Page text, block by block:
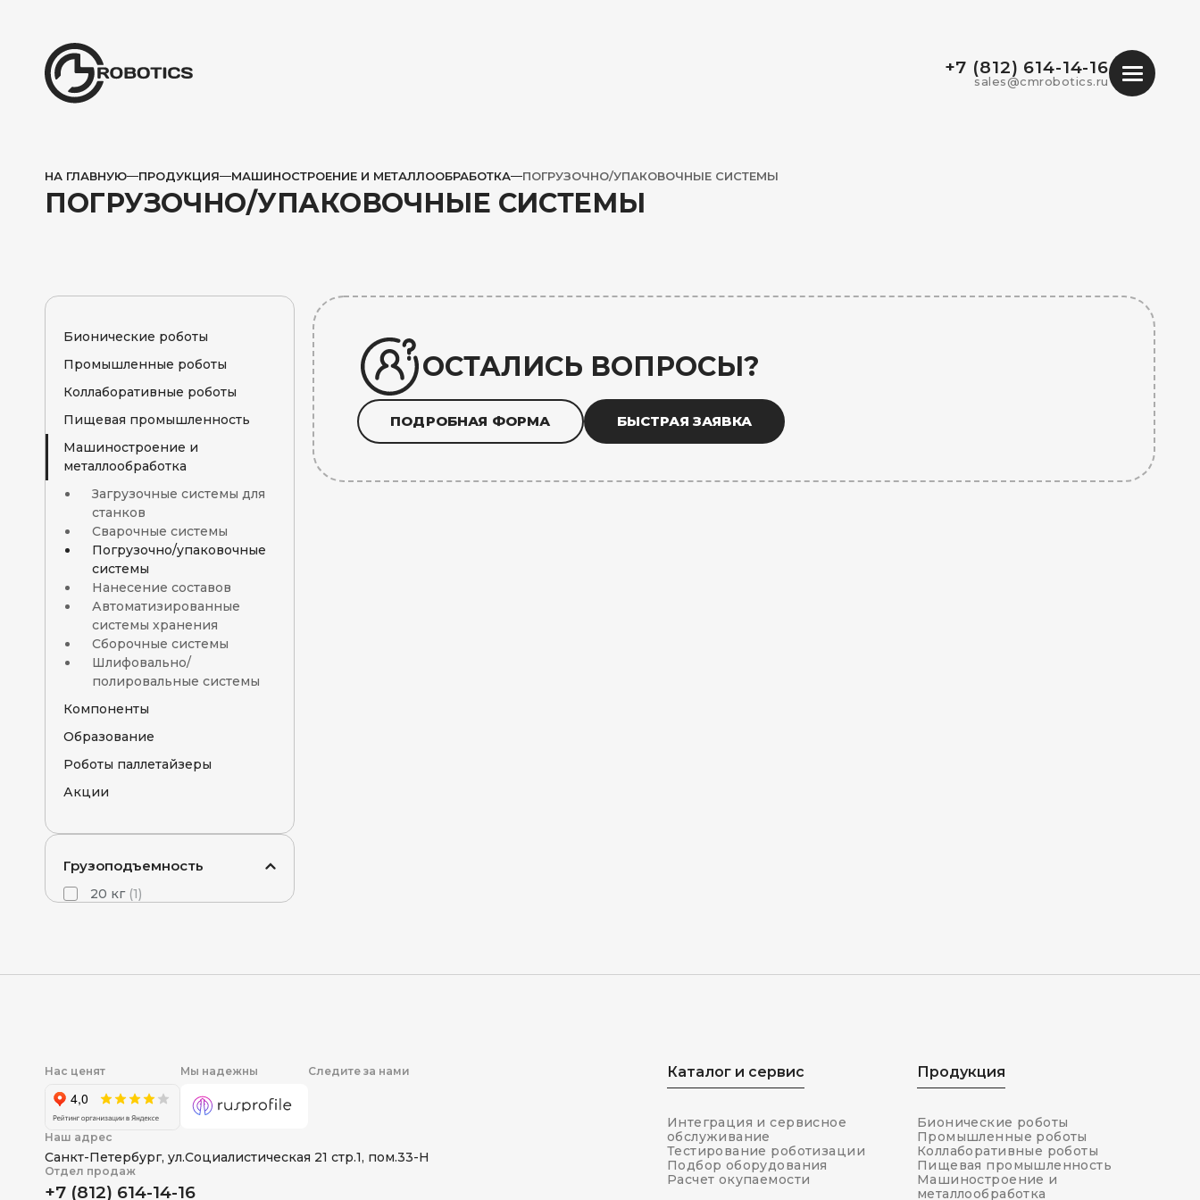
+7 (812) 614-14-16
sales@cmrobotics.ru
НА ГЛАВНУЮ ПРОДУКЦИЯ МАШИНОСТРОЕНИЕ И МЕТАЛЛООБРАБОТКА ПОГРУЗОЧНО/УПАКОВОЧНЫЕ СИСТЕМЫ
ПОГРУЗОЧНО/УПАКОВОЧНЫЕ СИСТЕМЫ
Бионические роботы
Бионические роботы-
собаки
Промышленные роботы
Коллаборативные роботы
Пищевая промышленность
Погрузочно/упаковочные
системы
Машиностроение и
металлообработка
Загрузочные системы для
станков
Сварочные системы
Погрузочно/упаковочные
системы
Нанесение составов
Автоматизированные
системы хранения
Сборочные системы
Шлифовально/
полировальные системы
Компоненты
Техническое зрение
Захваты и инструменты
для роботов
Компоненты для
систем
Другое
Дополнительные Оси
Силомоментные датчики
Образование
Роботы для
учреждений
Роботы паллетайзеры
Акции
Грузоподъемность
20 кг (1)
ОСТАЛИСЬ ВОПРОСЫ?
ПОДРОБНАЯ ФОРМА БЫСТРАЯ ЗАЯВКА
Нас ценят Мы надежны Следите за нами
Наш адрес
Санкт-Петербург, ул.Социалистическая 21 стр.1, пом.33-Н
Отдел продаж
+7 (812) 614-14-16
Каталог и сервис
Интеграция и сервисное
обслуживание
Тестирование роботизации
Подбор оборудования
Расчет окупаемости
Продукция
Бионические роботы
Промышленные роботы
Коллаборативные роботы
Пищевая промышленность
Машиностроение и
металлообработка